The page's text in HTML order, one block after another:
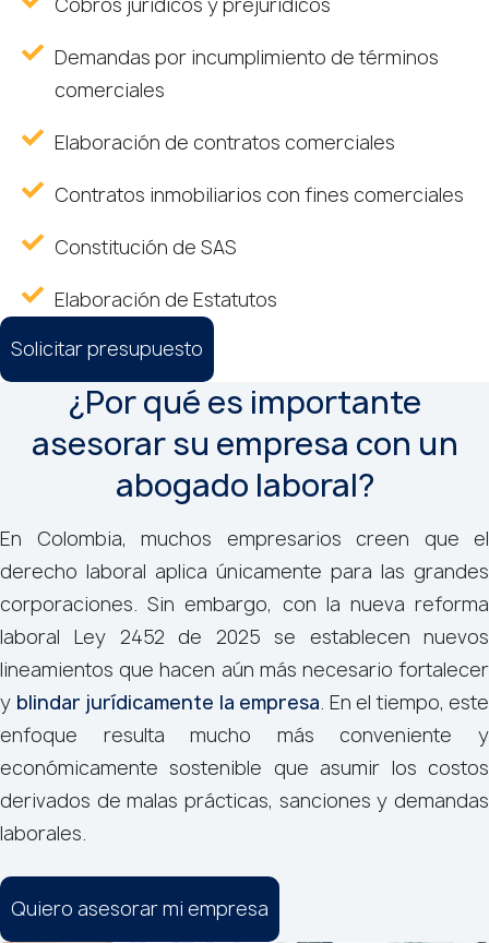
Demandas por incumplimiento de términos
comerciales
Elaboración de contratos comerciales
Contratos inmobiliarios con fines comerciales
Constitución de SAS
Elaboración de Estatutos
Solicitar presupuesto
¿Por qué es importante
asesorar su empresa con un
abogado laboral?
En Colombia, muchos empresarios creen que el
derecho laboral aplica únicamente para las grandes
corporaciones. Sin embargo, con la nueva reforma
laboral Ley 2452 de 2025 se establecen nuevos
lineamientos que hacen aún más necesario fortalecer
y blindar jurídicamente la empresa. En el tiempo, este
enfoque resulta mucho más conveniente y
económicamente sostenible que asumir los costos
derivados de malas prácticas, sanciones y demandas
laborales.
Quiero asesorar mi empresa